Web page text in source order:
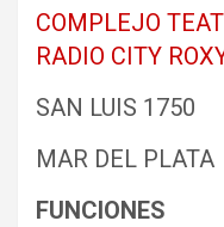
COMPLEJO
RADIO CITY
SAN LUIS 1750
MAR DEL PLATA
FUNCIONES